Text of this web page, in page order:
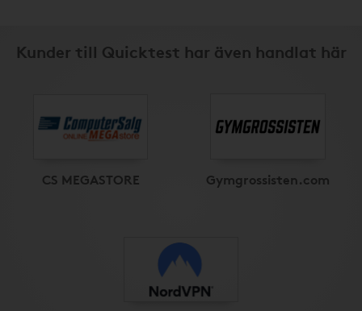
Kunder till Quicktest har även handlat här
CS MEGASTORE Gymgrossisten.com